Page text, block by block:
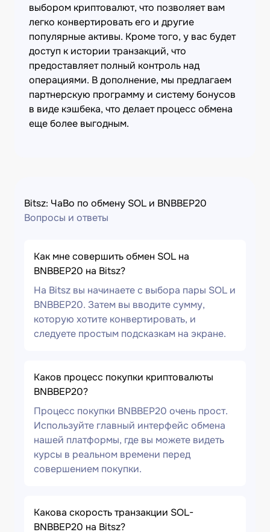
выбором криптовалют, что позволяет вам
легко конвертировать его и другие
популярные активы. Кроме того, у вас будет
доступ к истории транзакций, что
предоставляет полный контроль над
операциями. В дополнение, мы предлагаем
партнерскую программу и систему бонусов
в виде кэшбека, что делает процесс обмена
еще более выгодным.
Bitsz: ЧаВо по обмену SOL и BNBBEP20
Вопросы и ответы
Как мне совершить обмен SOL на
BNBBEP20 на Bitsz?
На Bitsz вы начинаете с выбора пары SOL и
BNBBEP20. Затем вы вводите сумму,
которую хотите конвертировать, и
следуете простым подсказкам на экране.
Каков процесс покупки криптовалюты
BNBBEP20?
Процесс покупки BNBBEP20 очень прост.
Используйте главный интерфейс обмена
нашей платформы, где вы можете видеть
курсы в реальном времени перед
совершением покупки.
Какова скорость транзакции SOL-
BNBBEP20 на Bitsz?